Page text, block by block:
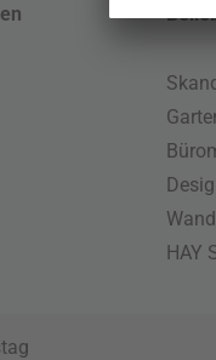
HAY